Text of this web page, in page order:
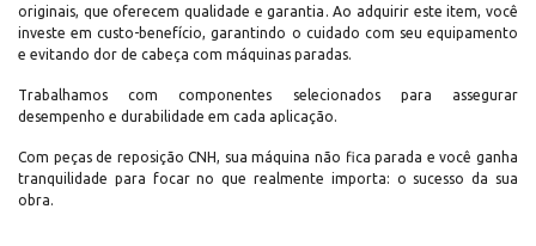
originais, que oferecem qualidade e garantia. Ao adquirir este item, você
investe em custo-benefício, garantindo o cuidado com seu equipamento
e evitando dor de cabeça com máquinas paradas.
Trabalhamos com componentes selecionados para assegurar
desempenho e durabilidade em cada aplicação.
Com peças de reposição CNH, sua máquina não fica parada e você ganha
tranquilidade para focar no que realmente importa: o sucesso da sua
obra.